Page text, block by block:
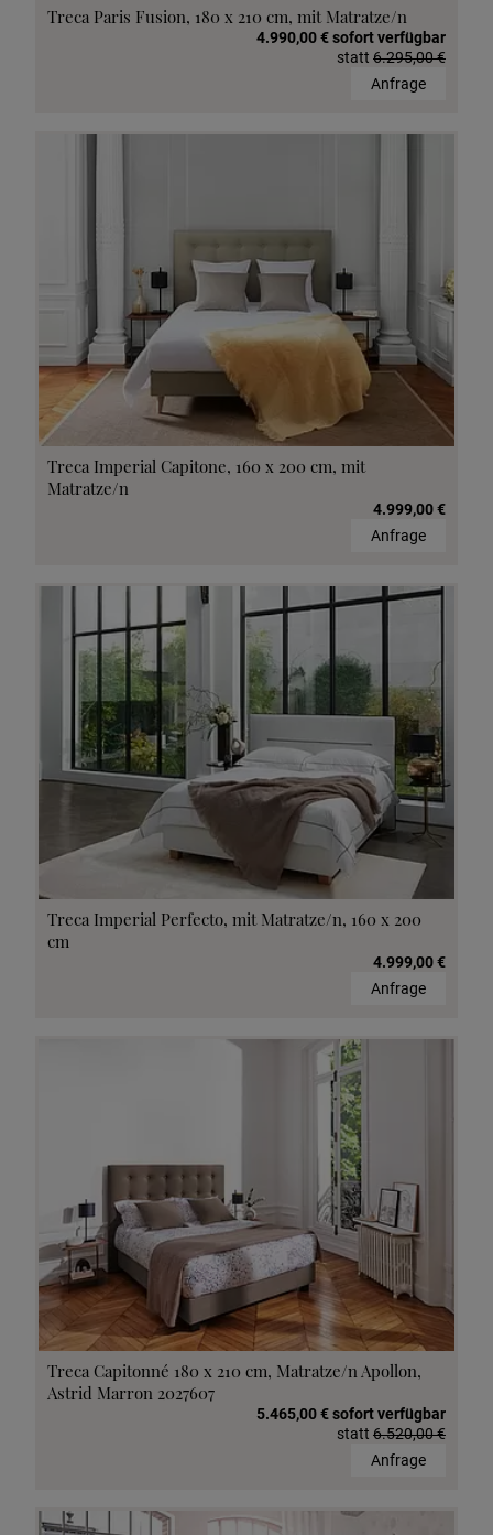
Treca Paris Fusion, 180 x 210 cm, mit Matratze/n
4.990,00 € sofort verfügbar
statt 6.295,00 €
Anfrage
Treca Imperial Capitone, 160 x 200 cm, mit
Matratze/n
4.999,00 €
Anfrage
Treca Imperial Perfecto, mit Matratze/n, 160 x 200
cm
4.999,00 €
Anfrage
Treca Capitonné 180 x 210 cm, Matratze/n Apollon,
Astrid Marron 2027607
5.465,00 € sofort verfügbar
statt 6.520,00 €
Anfrage